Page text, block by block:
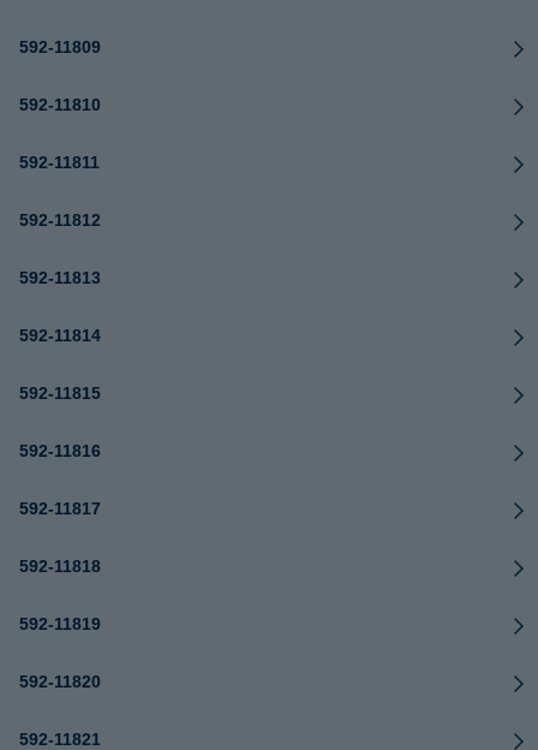
592-11809
592-11810
592-11811
592-11812
592-11813
592-11814
592-11815
592-11816
592-11817
592-11818
592-11819
592-11820
592-11821